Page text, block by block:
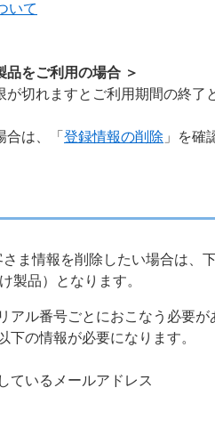
いて
品をご利用の場合 ＞
が切れますとご利用期間の終
合は、「 登録情報の削除 」を確
ま情報を削除したい場合は、
製品）となります。
アル番号ごとにおこなう必要が
下の情報が必要になります。
ているメールアドレス